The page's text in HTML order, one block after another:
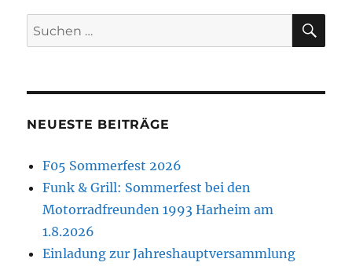
Suchen
nach:
NEUESTE BEITRÄGE
F05 Sommerfest 2026
Funk & Grill: Sommerfest bei den
Motorradfreunden 1993 Harheim am
1.8.2026
Einladung zur Jahreshauptversammlung